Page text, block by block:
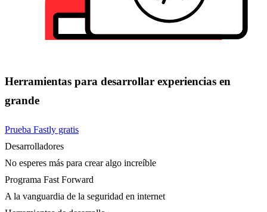
Herramientas para desarrollar experiencias en
grande
Prueba Fastly gratis
Desarrolladores
No esperes más para crear algo increíble
Programa Fast Forward
A la vanguardia de la seguridad en internet